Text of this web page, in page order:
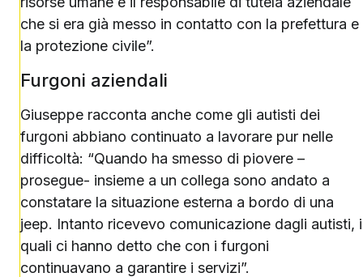
che si era già messo in contatto con la prefettura e
la protezione civile”.
Furgoni aziendali
Giuseppe racconta anche come gli autisti dei
furgoni abbiano continuato a lavorare pur nelle
difficoltà: “Quando ha smesso di piovere –
prosegue- insieme a un collega sono andato a
constatare la situazione esterna a bordo di una
jeep. Intanto ricevevo comunicazione dagli autisti, i
quali ci hanno detto che con i furgoni
continuavano a garantire i servizi”.